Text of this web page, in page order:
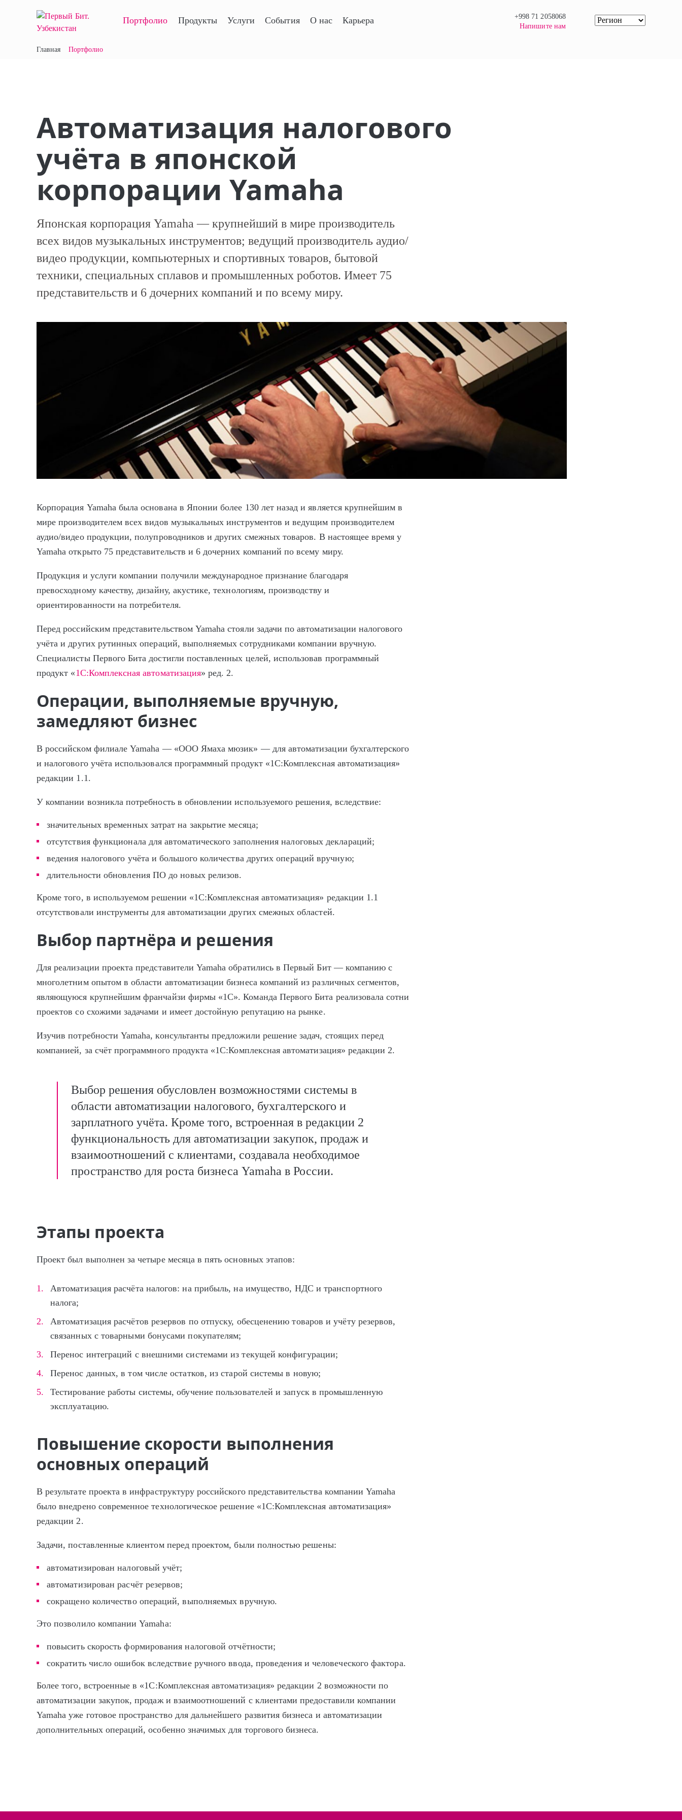
Портфолио Продукты Услуги События О нас Карьера
+998 71 2058068
Напишите нам
Главная Портфолио
Автоматизация налогового
учёта в японской
корпорации Yamaha
Японская корпорация Yamaha — крупнейший в мире производитель
всех видов музыкальных инструментов; ведущий производитель аудио/
видео продукции, компьютерных и спортивных товаров, бытовой
техники, специальных сплавов и промышленных роботов. Имеет 75
представительств и 6 дочерних компаний и по всему миру.
Корпорация Yamaha была основана в Японии более 130 лет назад и является крупнейшим в
мире производителем всех видов музыкальных инструментов и ведущим производителем
аудио/видео продукции, полупроводников и других смежных товаров. В настоящее время у
Yamaha открыто 75 представительств и 6 дочерних компаний по всему миру.
Продукция и услуги компании получили международное признание благодаря
превосходному качеству, дизайну, акустике, технологиям, производству и
ориентированности на потребителя.
Перед российским представительством Yamaha стояли задачи по автоматизации налогового
учёта и других рутинных операций, выполняемых сотрудниками компании вручную.
Специалисты Первого Бита достигли поставленных целей, использовав программный
продукт «1С:Комплексная автоматизация» ред. 2.
Операции, выполняемые вручную,
замедляют бизнес
В российском филиале Yamaha — «ООО Ямаха мюзик» — для автоматизации бухгалтерского
и налогового учёта использовался программный продукт «1С:Комплексная автоматизация»
редакции 1.1.
У компании возникла потребность в обновлении используемого решения, вследствие:
значительных временных затрат на закрытие месяца;
отсутствия функционала для автоматического заполнения налоговых деклараций;
ведения налогового учёта и большого количества других операций вручную;
длительности обновления ПО до новых релизов.
Кроме того, в используемом решении «1С:Комплексная автоматизация» редакции 1.1
отсутствовали инструменты для автоматизации других смежных областей.
Выбор партнёра и решения
Для реализации проекта представители Yamaha обратились в Первый Бит — компанию с
многолетним опытом в области автоматизации бизнеса компаний из различных сегментов,
являющуюся крупнейшим франчайзи фирмы «1С». Команда Первого Бита реализовала сотни
проектов со схожими задачами и имеет достойную репутацию на рынке.
Изучив потребности Yamaha, консультанты предложили решение задач, стоящих перед
компанией, за счёт программного продукта «1С:Комплексная автоматизация» редакции 2.
Выбор решения обусловлен возможностями системы в
области автоматизации налогового, бухгалтерского и
зарплатного учёта. Кроме того, встроенная в редакции 2
функциональность для автоматизации закупок, продаж и
взаимоотношений с клиентами, создавала необходимое
пространство для роста бизнеса Yamaha в России.
Этапы проекта
Проект был выполнен за четыре месяца в пять основных этапов:
Автоматизация расчёта налогов: на прибыль, на имущество, НДС и транспортного
налога;
Автоматизация расчётов резервов по отпуску, обесценению товаров и учёту резервов,
связанных с товарными бонусами покупателям;
Перенос интеграций с внешними системами из текущей конфигурации;
Перенос данных, в том числе остатков, из старой системы в новую;
Тестирование работы системы, обучение пользователей и запуск в промышленную
эксплуатацию.
Повышение скорости выполнения
основных операций
В результате проекта в инфраструктуру российского представительства компании Yamaha
было внедрено современное технологическое решение «1С:Комплексная автоматизация»
редакции 2.
Задачи, поставленные клиентом перед проектом, были полностью решены:
автоматизирован налоговый учёт;
автоматизирован расчёт резервов;
сокращено количество операций, выполняемых вручную.
Это позволило компании Yamaha:
повысить скорость формирования налоговой отчётности;
сократить число ошибок вследствие ручного ввода, проведения и человеческого фактора.
Более того, встроенные в «1С:Комплексная автоматизация» редакции 2 возможности по
автоматизации закупок, продаж и взаимоотношений с клиентами предоставили компании
Yamaha уже готовое пространство для дальнейшего развития бизнеса и автоматизации
дополнительных операций, особенно значимых для торгового бизнеса.